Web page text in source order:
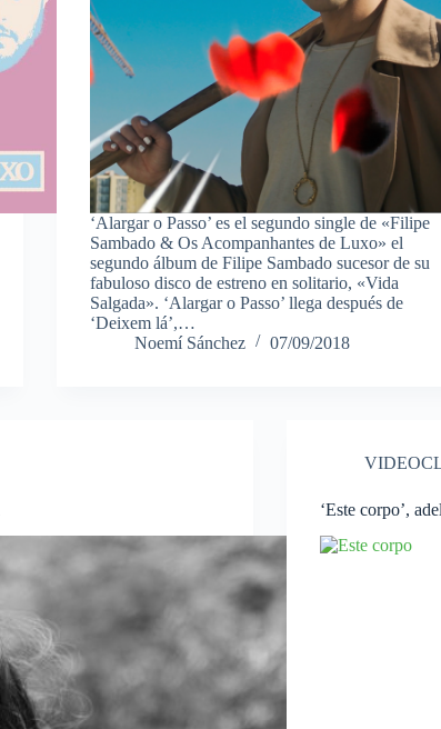
‘Alargar o Passo’ es el segundo single de «Filipe
Sambado & Os Acompanhantes de Luxo» el
segundo álbum de Filipe Sambado sucesor de su
fabuloso disco de estreno en solitario, «Vida
Salgada». ‘Alargar o Passo’ llega después de
‘Deixem lá’,…
Noemí Sánchez
07/09/2018
‘Este corpo’,